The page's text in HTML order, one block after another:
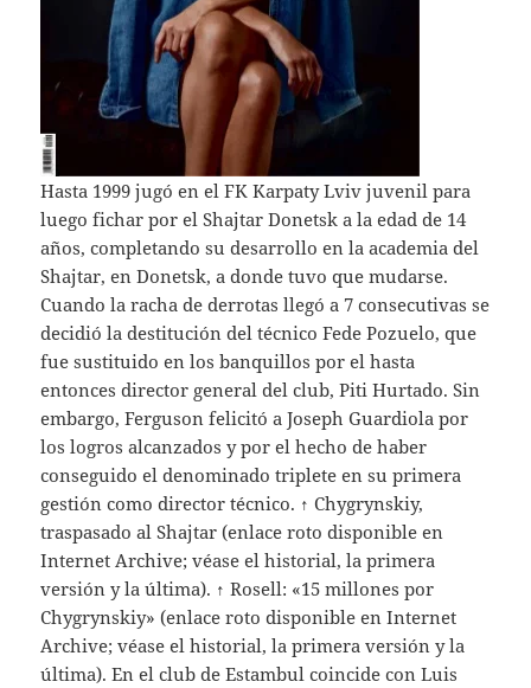
Hasta 1999 jugó en el FK Karpaty Lviv juvenil para
luego fichar por el Shajtar Donetsk a la edad de 14
años, completando su desarrollo en la academia del
Shajtar, en Donetsk, a donde tuvo que mudarse.
Cuando la racha de derrotas llegó a 7 consecutivas se
decidió la destitución del técnico Fede Pozuelo, que
fue sustituido en los banquillos por el hasta
entonces director general del club, Piti Hurtado. Sin
embargo, Ferguson felicitó a Joseph Guardiola por
los logros alcanzados y por el hecho de haber
conseguido el denominado triplete en su primera
gestión como director técnico. ↑ Chygrynskiy,
traspasado al Shajtar (enlace roto disponible en
Internet Archive; véase el historial, la primera
versión y la última). ↑ Rosell: «15 millones por
Chygrynskiy» (enlace roto disponible en Internet
Archive; véase el historial, la primera versión y la
última). En el club de Estambul coincide con Luis